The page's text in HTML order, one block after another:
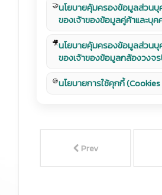
🤝นโยบายคุ้มครองข้อมูลส่วนบุ
ของเจ้าของข้อมูลคู่ค้าและบุค
🎥นโยบายคุ้มครองข้อมูลส่วนบุ
ของเจ้าของข้อมูลกล้องวงจ
🍪นโยบายการใช้คุกกี้
Prev